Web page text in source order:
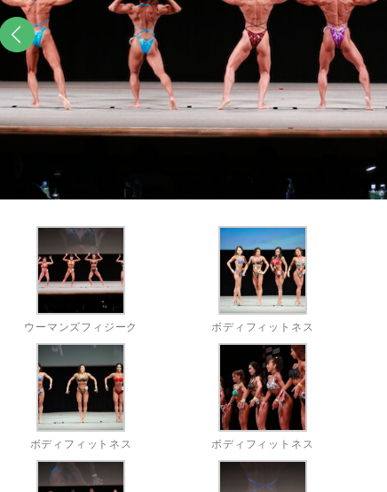
前へ
ウーマンズフィジーク ボディフィットネス
ボディフィットネス ボディフィットネス